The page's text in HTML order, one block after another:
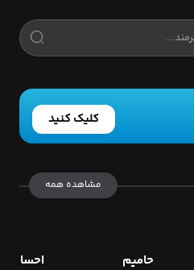
کلیک کنید
مشاهده همه
حامیم احسان